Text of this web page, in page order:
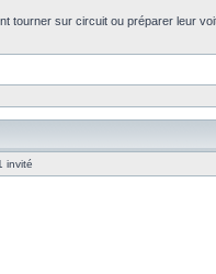
tourner sur circuit ou préparer leur
invité